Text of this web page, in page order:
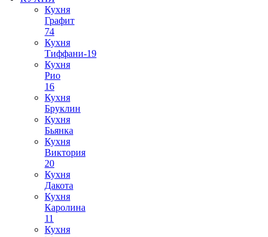
Кухня
Графит
74
Кухня
Тиффани-19
Кухня
Рио
16
Кухня
Бруклин
Кухня
Бьянка
Кухня
Виктория
20
Кухня
Дакота
Кухня
Каролина
11
Кухня